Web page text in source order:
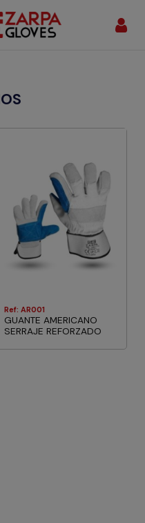
Ref: AR001
GUANTE AMERICANO
SERRAJE REFORZADO